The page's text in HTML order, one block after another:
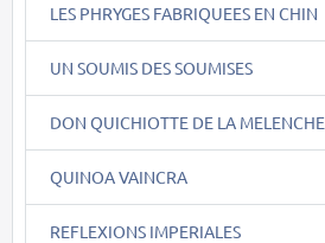
LES PHRYGES FABRIQUEES EN CHIN
UN SOUMIS DES SOUMISES
DON QUICHIOTTE DE LA MELENCHE
QUINOA VAINCRA
REFLEXIONS IMPERIALES